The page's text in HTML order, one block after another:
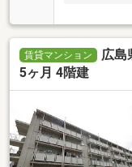
賃貸マンション
広島
5ヶ月 4階建